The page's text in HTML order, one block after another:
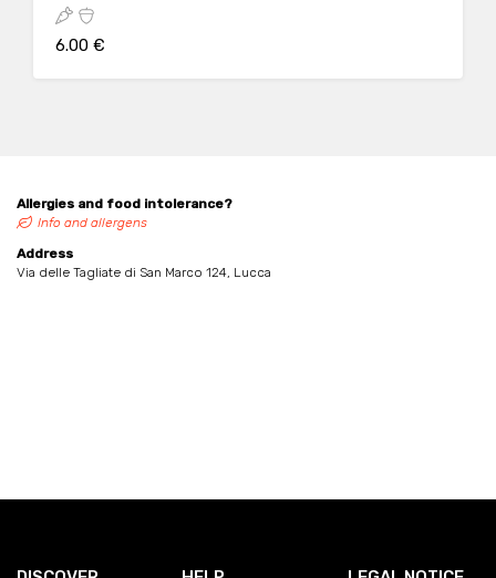
6.00 €
Allergies and food intolerance?
Info and allergens
Address
Via delle Tagliate di San Marco 124, Lucca